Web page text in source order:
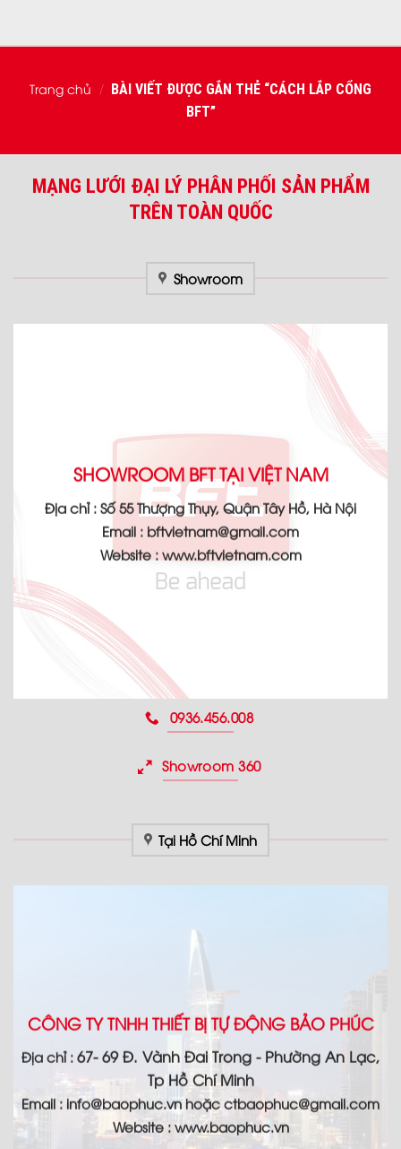
Trang chủ / BÀI VIẾT ĐƯỢC GẮN THẺ “CÁCH LẮP CỔNG
BFT”
MẠNG LƯỚI ĐẠI LÝ PHÂN PHỐI SẢN PHẨM
TRÊN TOÀN QUỐC
Showroom
SHOWROOM BFT TẠI VIỆT NAM
Địa chỉ : Số 55 Thượng Thụy, Quận Tây Hồ, Hà Nội
Email : bftvietnam@gmail.com
Website : www.bftvietnam.com
0936.456.008
Showroom 360
Tại Hồ Chí Minh
CÔNG TY TNHH THIẾT BỊ TỰ ĐỘNG BẢO PHÚC
Địa chỉ : 67- 69 Đ. Vành Đai Trong - Phường An Lạc,
Tp Hồ Chí Minh
Email : info@baophuc.vn hoặc ctbaophuc@gmail.com
Website : www.baophuc.vn